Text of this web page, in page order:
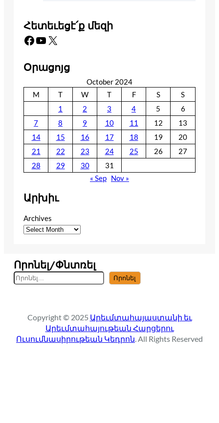
Հետեւեցէ՛ք մեզի
Facebook YouTube X
Օրացոյց
October 2024
M
T W T F S
S
1
2 3 4 5
6
7
8 9 10 11 12
13
14
15 16 17 18 19
20
21
22 23 24 25 26
27
28
29 30
31
« Sep Nov »
Արխիւ
Archives
Որոնել/Փնտռել
S
e
c
h
Որոնել
Copyright © 2025 Արեւմտահայաստանի եւ
Արեւմտահայութեան Հարցերու
Ուսումնասիրութեան Կեդրոն. All Rights Reserved